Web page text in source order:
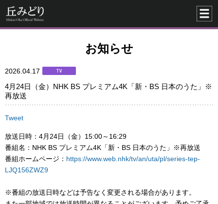
お知らせ
2026.04.17
4月24日（金）NHK BS プレミアム4K「新・BS ⽇本のうた」※
再放送
Tweet
放送日時：4月24日（金）15:00～16:29
番組名：NHK BS プレミアム4K「新・BS ⽇本のうた」※再放送
番組ホームページ： https://www.web.nhk/tv/an/uta/pl/series-tep-
LJQ156ZWZ9
※番組の放送日時などは予告なく変更される場合があります。